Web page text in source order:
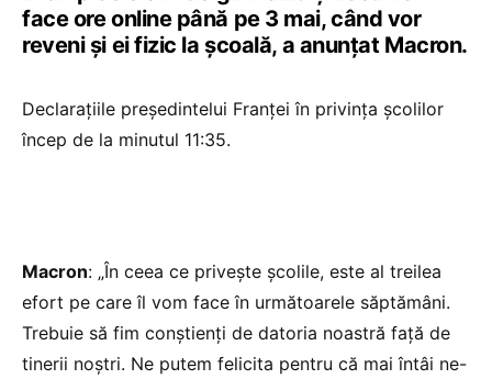
face ore online până pe 3 mai, când vor
reveni și ei fizic la școală, a anunțat Macron.
Declarațiile președintelui Franței în privința școlilor
încep de la minutul 11:35.
Macron: „În ceea ce privește școlile, este al treilea
efort pe care îl vom face în următoarele săptămâni.
Trebuie să fim conștienți de datoria noastră față de
tinerii noștri. Ne putem felicita pentru că mai întâi ne-